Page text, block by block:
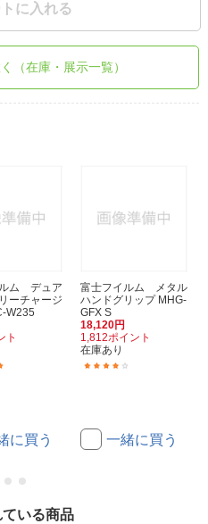
に入れる
（在庫・展示一覧）
ム デュア
ーチャージ
W235
ト
に買う
富士フイルム メタル
ハンドグリップ MHG-
GFX S
18,120円
1,812ポイント
在庫あり
一緒に買う
いる商品